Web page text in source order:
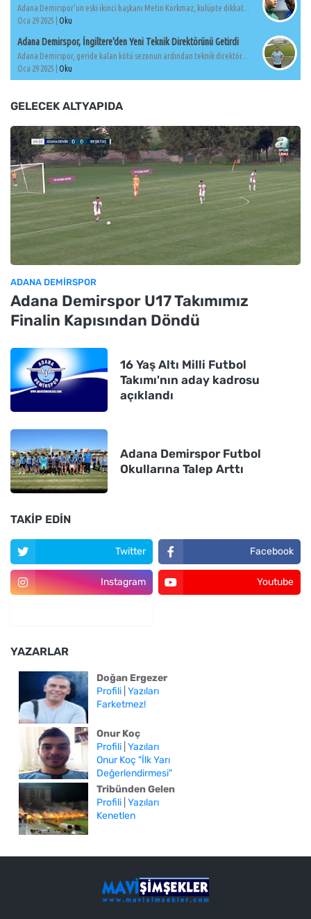
Adana Demirspor'un eski ikinci başkanı Metin Korkmaz, kulüpte dikkat...
Oca 29 2025 | Oku
Adana Demirspor, İngiltere'den Yeni Teknik Direktörünü Getirdi
Adana Demirspor, geride kalan kötü sezonun ardından teknik direktör...
Oca 29 2025 | Oku
GELECEK ALTYAPIDA
ADANA DEMIRSPOR
Adana Demirspor U17 Takımımız
Finalin Kapısından Döndü
16 Yaş Altı Milli Futbol
Takımı'nın aday kadrosu
açıklandı
Adana Demirspor Futbol
Okullarına Talep Arttı
TAKIP EDIN
Twitter Facebook
Instagram Youtube
YAZARLAR
Doğan Ergezer
Profili Yazıları
Farketmez!
Onur Koç
Profili Yazıları
Onur Koç "İlk Yarı
Değerlendirmesi"
Tribünden Gelen
Profili Yazıları
Kenetlen